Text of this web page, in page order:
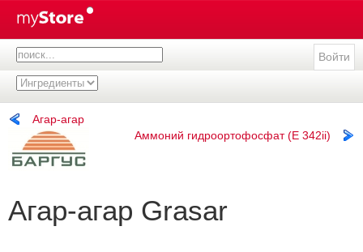
Войти
Агар-агар
Аммоний гидроортофосфат (E 342ii)
Агар-агар Grasar